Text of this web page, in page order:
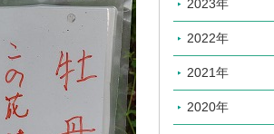
2023年
2022年
2021年
2020年